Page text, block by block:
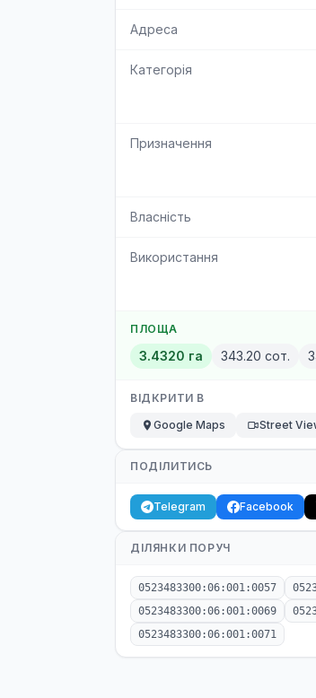
Адреса
Категорія
Призначення
Власність
Використання
ПЛОЩА
3.4320 га 343.20 сот.
ВІДКРИТИ В
Google Maps
Street
ПОДІЛИТИСЬ
Telegram Facebook
ДІЛЯНКИ ПОРУЧ
0523483300:06:001:0057
0523483300:06:001:0069
0523483300:06:001:0071